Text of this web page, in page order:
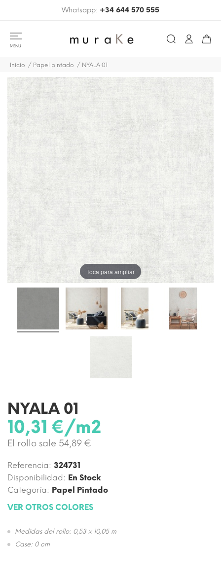
Whatsapp: +34 644 570 555
MENU
Inicio Papel pintado NYALA 01
Toca para ampliar
NYALA 01
10,31 €/m2
El rollo sale 54,89 €
Referencia: 324731
Disponibilidad: En Stock
Categoría: Papel Pintado
VER OTROS COLORES
Medidas del rollo: 0,53 x 10,05 m
Case: 0 cm